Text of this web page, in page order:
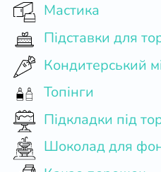
Мастика
Підставки для
Кондитерський
Топінги
Підкладки під
Шоколад для